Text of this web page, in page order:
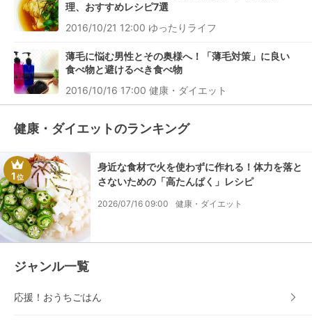
理、おすすめレシピ7選
2016/10/21 12:00 ゆったりライフ
薄毛に悩む男性とその奥様へ！「薄毛対策」に良い
食べ物と避けるべき食べ物
2016/10/16 17:00 健康・ダイエット
健康・ダイエットのランキング
1位
身近な食材で火を使わずに作れる！体力を落と
さないための「高たんぱく」レシピ
2026/07/16 09:00 健康・ダイエット
ジャンル一覧
応援！おうちごはん